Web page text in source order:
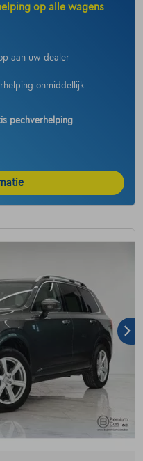
op alle wagens
aan uw dealer
onmiddellijk
pechverhelping